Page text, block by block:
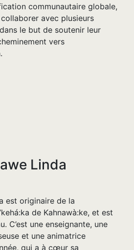
communautaire globale,
avec plusieurs
le but de soutenir leur
vers
Linda
est originaire de la
de Kahnawà:ke, et est
C’est une enseignante, une
et une animatrice
qui a à cœur sa